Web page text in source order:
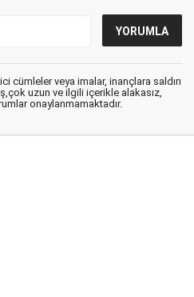
cümleler veya imalar, inançlara saldırı
uzun ve ilgili içerikle alakasız,
onaylanmamaktadır.